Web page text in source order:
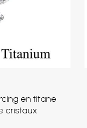
en titane
cristaux